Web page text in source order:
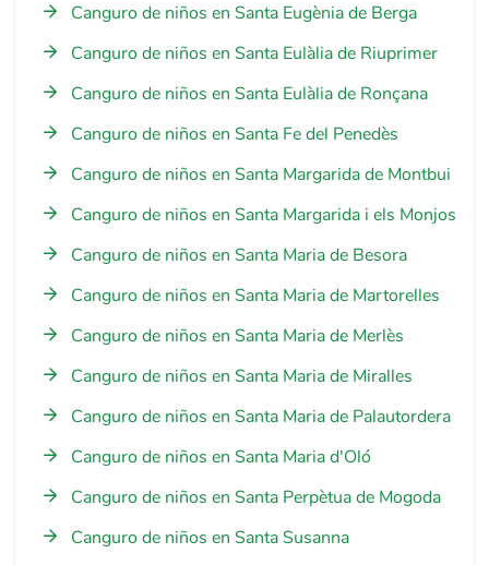
Canguro de niños en Santa Eugènia de Berga
Canguro de niños en Santa Eulàlia de Riuprimer
Canguro de niños en Santa Eulàlia de Ronçana
Canguro de niños en Santa Fe del Penedès
Canguro de niños en Santa Margarida de Montbui
Canguro de niños en Santa Margarida i els Monjos
Canguro de niños en Santa Maria de Besora
Canguro de niños en Santa Maria de Martorelles
Canguro de niños en Santa Maria de Merlès
Canguro de niños en Santa Maria de Miralles
Canguro de niños en Santa Maria de Palautordera
Canguro de niños en Santa Maria d'Oló
Canguro de niños en Santa Perpètua de Mogoda
Canguro de niños en Santa Susanna